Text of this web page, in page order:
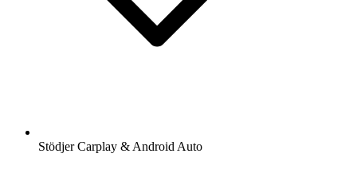
Stödjer Carplay & Android Auto